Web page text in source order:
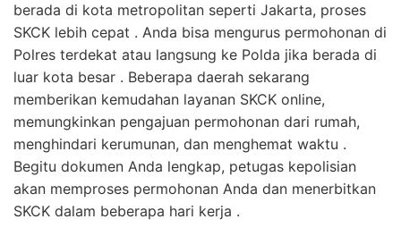
berada di kota metropolitan seperti Jakarta, proses
SKCK lebih cepat . Anda bisa mengurus permohonan di
Polres terdekat atau langsung ke Polda jika berada di
luar kota besar . Beberapa daerah sekarang
memberikan kemudahan layanan SKCK online,
memungkinkan pengajuan permohonan dari rumah,
menghindari kerumunan, dan menghemat waktu .
Begitu dokumen Anda lengkap, petugas kepolisian
akan memproses permohonan Anda dan menerbitkan
SKCK dalam beberapa hari kerja .